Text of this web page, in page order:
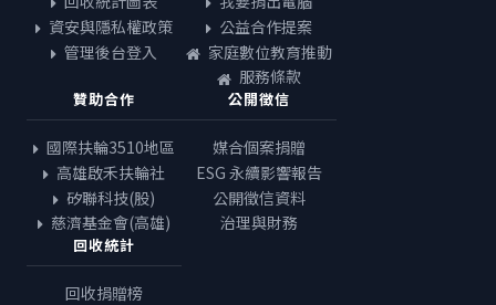
資安與隱私權政策
管理後台登入
公益合作提案
家庭數位教育推動
服務條款
贊助合作
國際扶輪3510地區
高雄啟禾扶輪社
矽聯科技(股)
慈濟基金會(高雄)
公開徵信
媒合個案捐贈
ESG 永續影響報告
公開徵信資料
治理與財務
回收統計
回收捐贈榜